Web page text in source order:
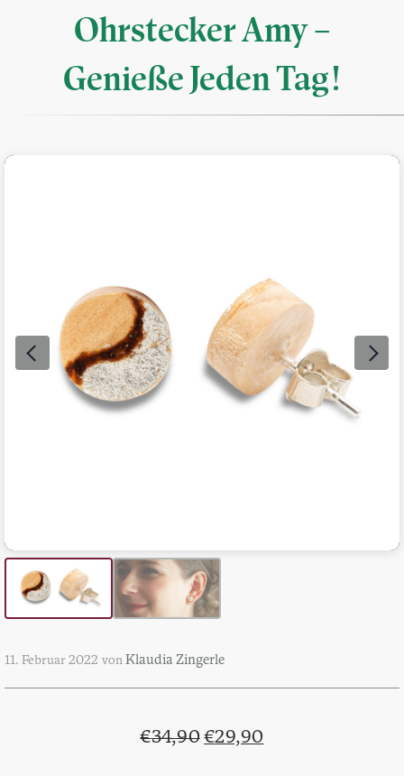
Ohrstecker Amy –
Genieße Jeden Tag!
11. Februar 2022 von Klaudia Zingerle
€34,90 Ursprünglicher
€29,90